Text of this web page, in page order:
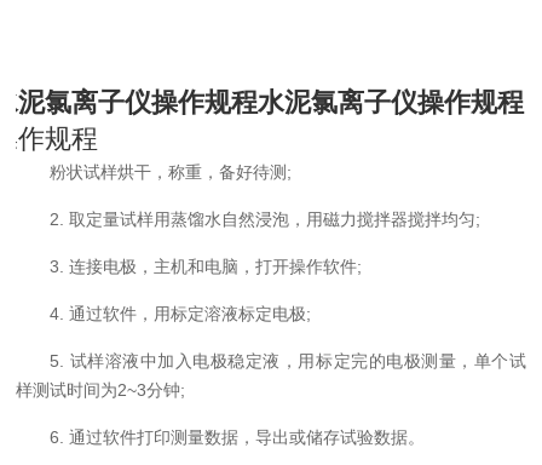
泥氯离子仪操作规程水泥氯离子仪操作规程
作规程
粉状试样烘干，称重，备好待测;
2. 取定量试样用蒸馏水自然浸泡，用磁力搅拌器搅拌均匀;
3. 连接电极，主机和电脑，打开操作软件;
4. 通过软件，用标定溶液标定电极;
5. 试样溶液中加入电极稳定液，用标定完的电极测量，单个试
样测试时间为2~3分钟;
6. 通过软件打印测量数据，导出或储存试验数据。